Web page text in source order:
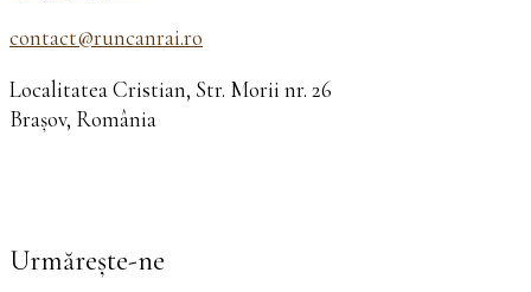
contact@runcanrai.ro
Localitatea Cristian, Str. Morii nr. 26
Brașov, România
Urmărește-ne